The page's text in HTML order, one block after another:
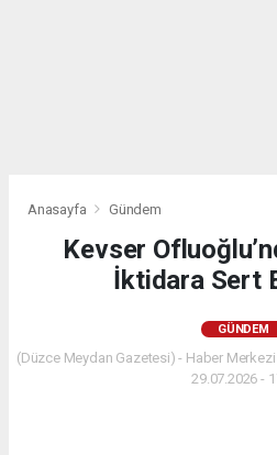
Anasayfa Gündem
Kevser
İktidara Sert
GÜNDEM
(Düzce Meydan Gazetesi) - Haber
29.07.2026 -